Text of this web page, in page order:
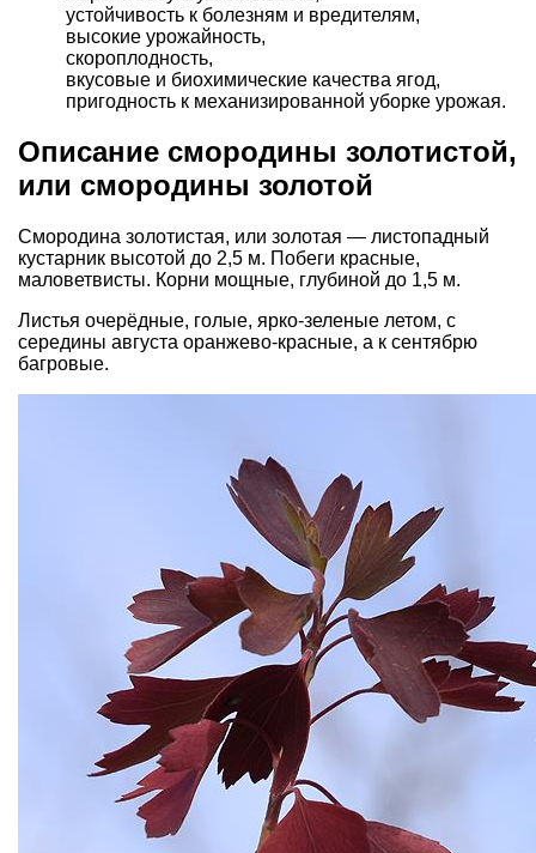
устойчивость к болезням и вредителям,
высокие урожайность,
скороплодность,
вкусовые и биохимические качества ягод,
пригодность к механизированной уборке урожая.
Описание смородины золотистой,
или смородины золотой
Смородина золотистая, или золотая — листопадный
кустарник высотой до 2,5 м. Побеги красные,
маловетвисты. Корни мощные, глубиной до 1,5 м.
Листья очерёдные, голые, ярко-зеленые летом, с
середины августа оранжево-красные, а к сентябрю
багровые.